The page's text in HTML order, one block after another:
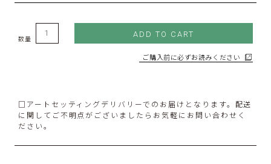
数量
ADD TO CART
ご購入前に必ずお読みください
□アートセッティングデリバリーでのお届けとなります。配送
に関してご不明点がございましたらお気軽にお問い合わせく
ださい。